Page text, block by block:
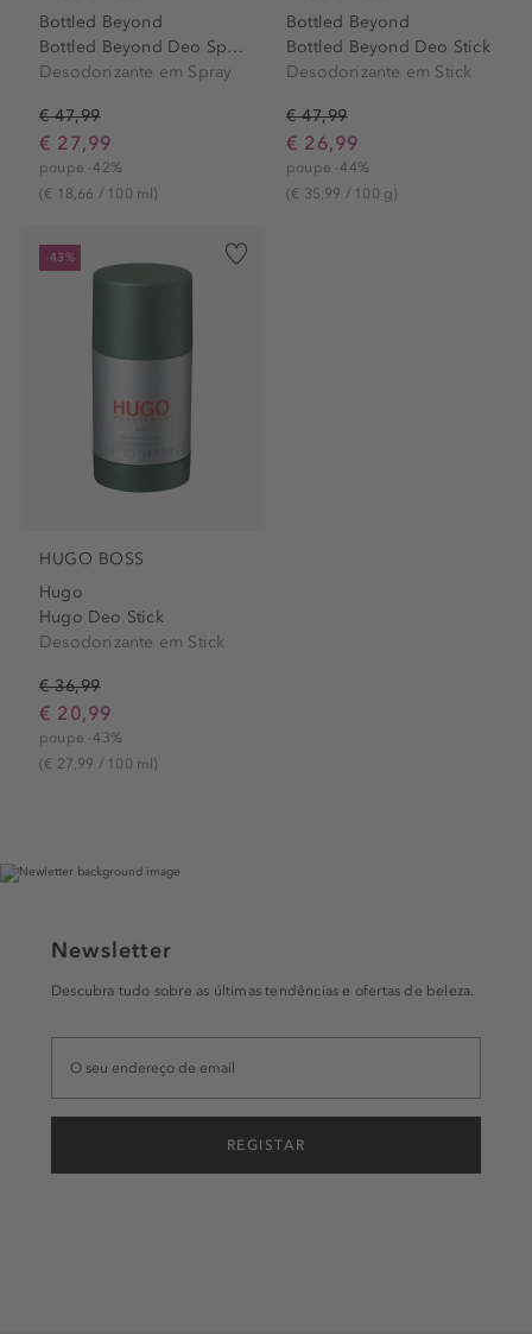
Bottled Beyond
Bottled Beyond Deo Spray
Desodorizante em Spray
€ 47,99
€ 27,99
poupe -42%
(€ 18,66 / 100 ml)
Bottled Beyond
Bottled Beyond Deo Stick
Desodorizante em Stick
€ 47,99
€ 26,99
poupe -44%
(€ 35,99 / 100 g)
-43%
HUGO BOSS
Hugo
Hugo Deo Stick
Desodorizante em Stick
€ 36,99
€ 20,99
poupe -43%
(€ 27,99 / 100 ml)
Newsletter
Descubra tudo sobre as últimas tendências e ofertas de beleza.
REGISTAR